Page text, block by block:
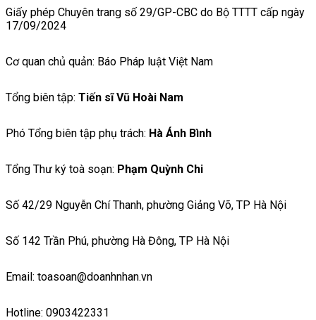
Giấy phép Chuyên trang số 29/GP-CBC do Bộ TTTT cấp ngày
17/09/2024
Cơ quan chủ quản: Báo Pháp luật Việt Nam
Tổng biên tập: Tiến sĩ Vũ Hoài Nam
Phó Tổng biên tập phụ trách: Hà Ánh Bình
Tổng Thư ký toà soạn: Phạm Quỳnh Chi
Số 42/29 Nguyễn Chí Thanh, phường Giảng Võ, TP Hà Nội
Số 142 Trần Phú, phường Hà Đông, TP Hà Nội
Email: toasoan@doanhnhan.vn
Hotline: 0903422331